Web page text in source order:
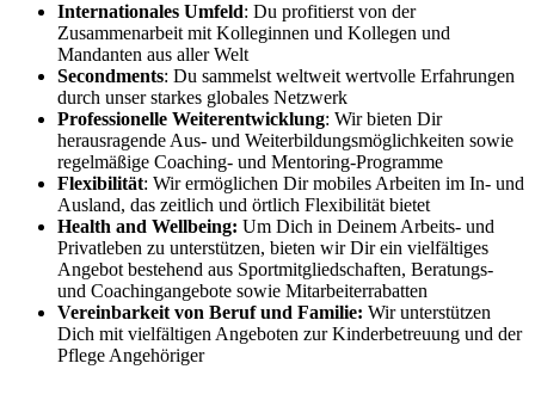
Internationales Umfeld: Du profitierst von der
Zusammenarbeit mit Kolleginnen und Kollegen und
Mandanten aus aller Welt
Secondments: Du sammelst weltweit wertvolle Erfahrungen
durch unser starkes globales Netzwerk
Professionelle Weiterentwicklung: Wir bieten Dir
herausragende Aus- und Weiterbildungsmöglichkeiten sowie
regelmäßige Coaching- und Mentoring-Programme
Flexibilität: Wir ermöglichen Dir mobiles Arbeiten im In- und
Ausland, das zeitlich und örtlich Flexibilität bietet
Health and Wellbeing: Um Dich in Deinem Arbeits- und
Privatleben zu unterstützen, bieten wir Dir ein vielfältiges
Angebot bestehend aus Sportmitgliedschaften, Beratungs-
und Coachingangebote sowie Mitarbeiterrabatten
Vereinbarkeit von Beruf und Familie: Wir unterstützen
Dich mit vielfältigen Angeboten zur Kinderbetreuung und der
Pflege Angehöriger